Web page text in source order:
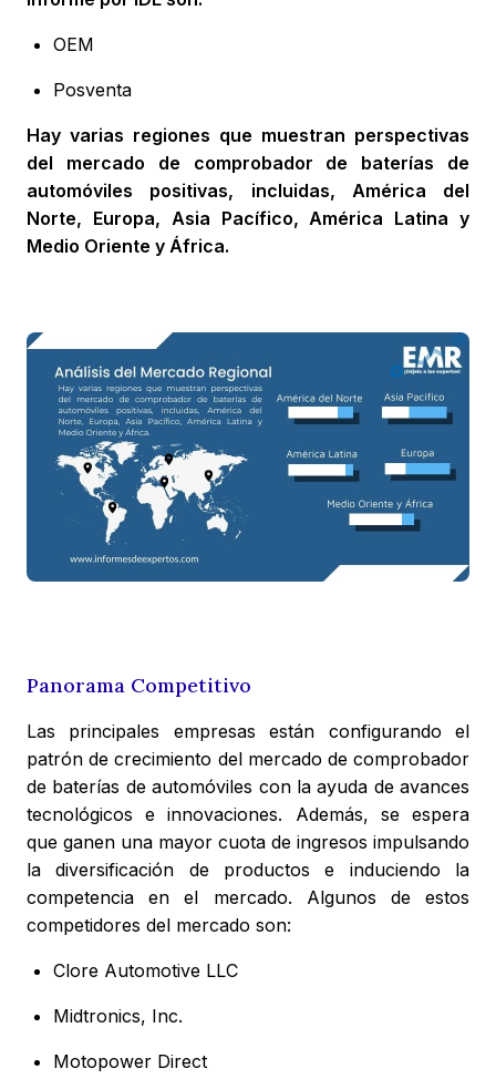
OEM
Posventa
Hay varias regiones que muestran perspectivas
del mercado de comprobador de baterías de
automóviles positivas, incluidas, América del
Norte, Europa, Asia Pacífico, América Latina y
Medio Oriente y África.
Panorama Competitivo
Las principales empresas están configurando el
patrón de crecimiento del mercado de comprobador
de baterías de automóviles con la ayuda de avances
tecnológicos e innovaciones. Además, se espera
que ganen una mayor cuota de ingresos impulsando
la diversificación de productos e induciendo la
competencia en el mercado. Algunos de estos
competidores del mercado son:
Clore Automotive LLC
Midtronics, Inc.
Motopower Direct